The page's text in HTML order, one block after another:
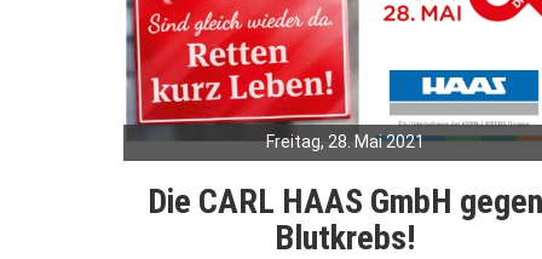
Freitag, 28. Mai 2021
Die CARL HAAS GmbH gegen
Blutkrebs!